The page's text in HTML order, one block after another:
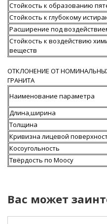
Стойкость к образованию
Стойкость к глубокому
Расширение под
Стойкость к воздействию
веществ
ОТКЛОНЕНИЕ ОТ
ГРАНИТА
Наименование параметра
Длина,ширина
Толщина
Кривизна лицевой
Косоугольность
Твёрдость по Моосу
Вас может